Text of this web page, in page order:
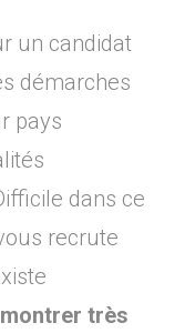
un candidat
démarches
pays
dans ce
recrute
très